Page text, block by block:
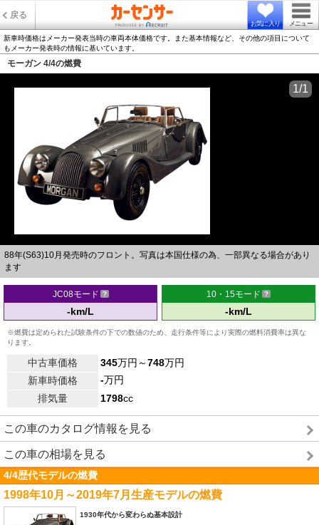
戻る
お気に入り メニュー
新車時価格はメーカー発表当時の車両本体価格です。また基本情報など、その他の項目について
もメーカー発表時の情報に基いています。
モーガン 4/4の燃費
88年(S63)10月発売時のフロント。写真は本国仕様の為、一部異なる場合があり
ます
1/1
JC08モード
-km/L
10・15モード
-km/L
※燃費は定められた試験条件の下での数値のため、走行条件等により実際の燃料消費率は異な
ります。
中古車価格 345万円～748万円
新車時価格
-万円
排気量
1798cc
この車のカタログ情報を見る
この車の相場を見る
4/4歴代モデルの燃費
1998年10月～2019年7月生産モデルの燃費
1930年代から変わらぬ基本設計